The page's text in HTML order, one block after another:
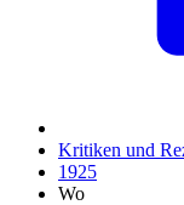
Kritiken und
1925
Wo